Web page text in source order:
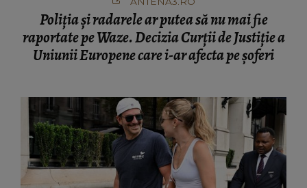
Poliţia şi radarele ar putea să nu mai fie
raportate pe Waze. Decizia Curţii de Justiție a
Uniunii Europene care i-ar afecta pe şoferi